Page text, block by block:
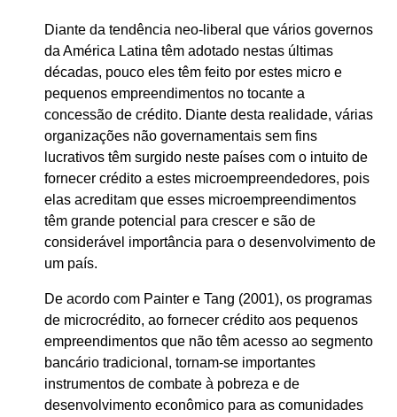
Diante da tendência neo-liberal que vários governos
da América Latina têm adotado nestas últimas
décadas, pouco eles têm feito por estes micro e
pequenos empreendimentos no tocante a
concessão de crédito. Diante desta realidade, várias
organizações não governamentais sem fins
lucrativos têm surgido neste países com o intuito de
fornecer crédito a estes microempreendedores, pois
elas acreditam que esses microempreendimentos
têm grande potencial para crescer e são de
considerável importância para o desenvolvimento de
um país.
De acordo com Painter e Tang (2001), os programas
de microcrédito, ao fornecer crédito aos pequenos
empreendimentos que não têm acesso ao segmento
bancário tradicional, tornam-se importantes
instrumentos de combate à pobreza e de
desenvolvimento econômico para as comunidades